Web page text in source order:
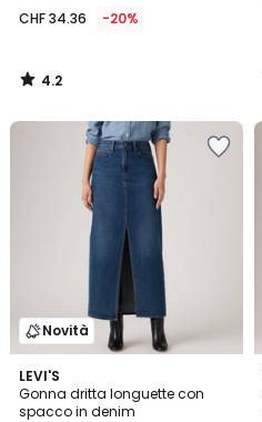
CHF 34.36 -20%
4.2
/
Novità
LEVI'S
Gonna dritta longuette con
spacco in denim